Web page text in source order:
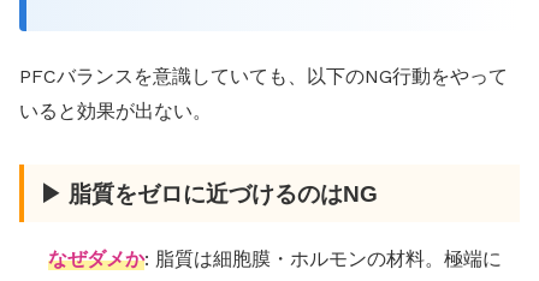
PFCバランスを意識していても、以下のNG行動をやって
いると効果が出ない。
▶ 脂質をゼロに近づけるのはNG
なぜダメか: 脂質は細胞膜・ホルモンの材料。極端に